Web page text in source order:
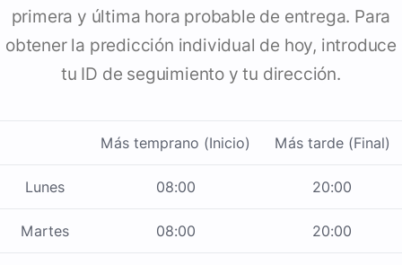
primera y última hora probable de entrega. Para
obtener la predicción individual de hoy, introduce
tu ID de seguimiento y tu dirección.
Más temprano (Inicio) Más tarde (Final)
Lunes 08:00 20:00
Martes 08:00 20:00